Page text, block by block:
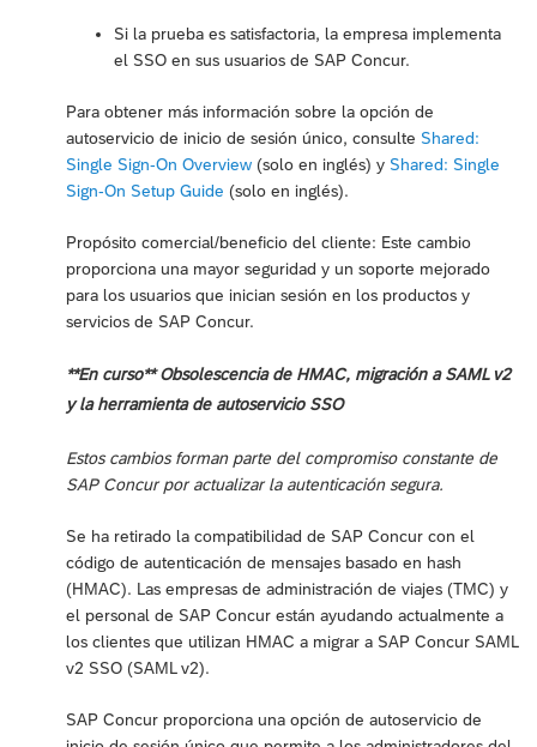
Si la prueba es satisfactoria, la empresa implementa
el SSO en sus usuarios de SAP Concur.
Para obtener más información sobre la opción de
autoservicio de inicio de sesión único, consulte Shared:
Single Sign-On Overview (solo en inglés) y Shared: Single
Sign-On Setup Guide (solo en inglés).
Propósito comercial/beneficio del cliente: Este cambio
proporciona una mayor seguridad y un soporte mejorado
para los usuarios que inician sesión en los productos y
servicios de SAP Concur.
**En curso** Obsolescencia de HMAC, migración a SAML v2
y la herramienta de autoservicio SSO
Estos cambios forman parte del compromiso constante de
SAP Concur por actualizar la autenticación segura.
Se ha retirado la compatibilidad de SAP Concur con el
código de autenticación de mensajes basado en hash
(HMAC). Las empresas de administración de viajes (TMC) y
el personal de SAP Concur están ayudando actualmente a
los clientes que utilizan HMAC a migrar a SAP Concur SAML
v2 SSO (SAML v2).
SAP Concur proporciona una opción de autoservicio de